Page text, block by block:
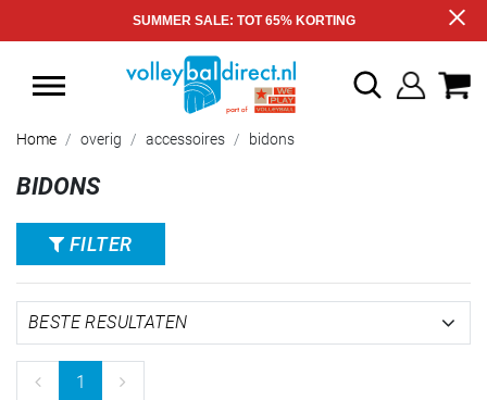
SUMMER SALE: TOT 65% KORTING
Home overig accessoires bidons
BIDONS
FILTER
1